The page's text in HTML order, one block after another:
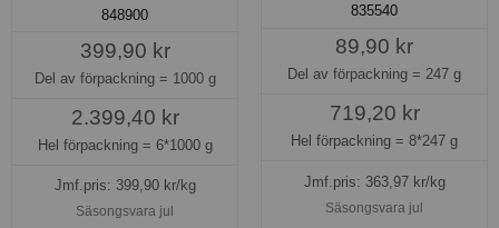
848900
399,90 kr
Del av förpackning = 1000 g
2.399,40 kr
Hel förpackning = 6*1000 g
Jmf.pris: 399,90kr/kg
Säsongsvara jul
835540
89,90 kr
Del av förpackning = 247 g
719,20 kr
Hel förpackning = 8*247 g
Jmf.pris: 363,97kr/kg
Säsongsvara jul